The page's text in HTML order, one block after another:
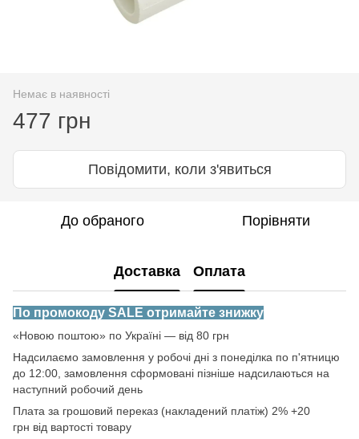
Немає в наявності
477 грн
Повідомити, коли з'явиться
До обраного Порівняти
Доставка Оплата
По промокоду SALE отримайте знижку
«Новою поштою» по Україні — від 80 грн
Надсилаємо замовлення у робочі дні з понеділка по п'ятницю
до 12:00, замовлення сформовані пізніше надсилаються на
наступний робочий день
Плата за грошовий переказ (накладений платіж) 2% +20
грн від вартості товару